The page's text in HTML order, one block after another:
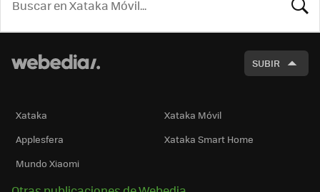
SUBIR
Xataka
Xataka Móvil
Applesfera
Xataka Smart Home
Mundo Xiaomi